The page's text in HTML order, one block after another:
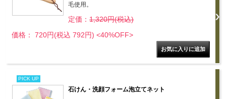
毛使用。
定価： 1,320円(税込)
価格： 720円(税込 792円) <40%OFF>
PICK UP
石けん・洗顔フォーム泡立てネット